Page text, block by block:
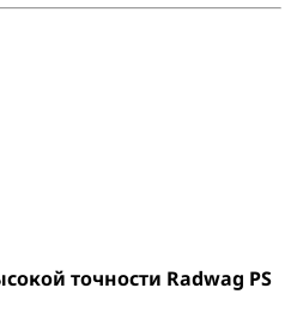
точности Radwag PS